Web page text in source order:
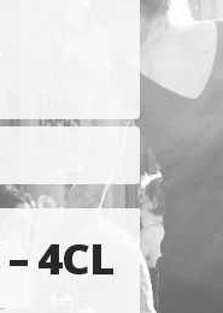
4CL